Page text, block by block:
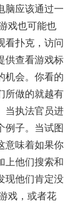
脑应该通过一
戏也可能也
看扑克，访问
供查看游戏标
机会。你看的
所做的就越有
当执法官员进
例子。当试图
意味着如果你
上他们搜索和
现他们肯定没
戏，或者花